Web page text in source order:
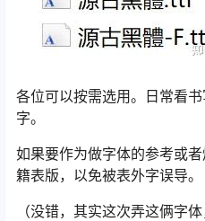
各位可以按需选用。日常看
字。
如果要作为做字体的参考或
籍表版，以免被表外字误导。
（没错，其实这次弄这俩字